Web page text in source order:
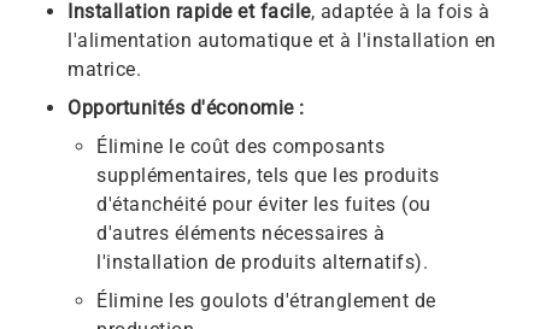
Installation rapide et facile, adaptée à la fois à
l'alimentation automatique et à l'installation en
matrice.
Opportunités d'économie :
Élimine le coût des composants
supplémentaires, tels que les produits
d'étanchéité pour éviter les fuites (ou
d'autres éléments nécessaires à
l'installation de produits alternatifs).
Élimine les goulots d'étranglement de